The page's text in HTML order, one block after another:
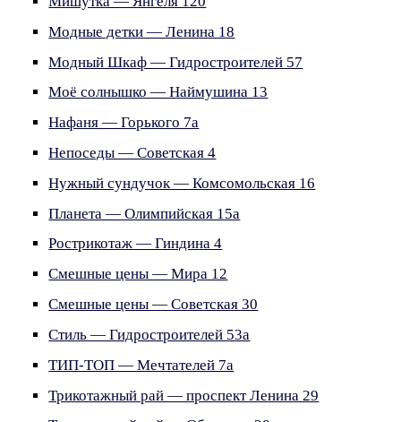
Модные детки — Ленина 18
Модный Шкаф — Гидростроителей 57
Моё солнышко — Наймушина 13
Нафаня — Горького 7а
Непоседы — Советская 4
Нужный сундучок — Комсомольская 16
Планета — Олимпийская 15а
Рострикотаж — Гиндина 4
Смешные цены — Мира 12
Смешные цены — Советская 30
Стиль — Гидростроителей 53а
ТИП-ТОП — Мечтателей 7а
Трикотажный рай — проспект Ленина 29